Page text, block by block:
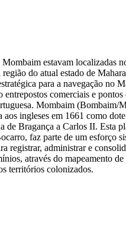
estavam localizadas
do atual estado de
para a navegação no
entrepostos comerciais e pontos
Mombaim (Bombaim/
aos ingleses em 1661 como
de Bragança a Carlos II. Esta
faz parte de um esforço
registrar, administrar e
através do mapeamento de
territórios colonizados.